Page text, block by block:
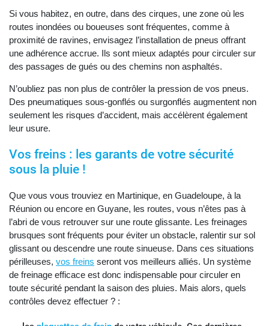
Si vous habitez, en outre, dans des cirques, une zone où les
routes inondées ou boueuses sont fréquentes, comme à
proximité de ravines, envisagez l’installation de pneus offrant
une adhérence accrue. Ils sont mieux adaptés pour circuler sur
des passages de gués ou des chemins non asphaltés.
N’oubliez pas non plus de contrôler la pression de vos pneus.
Des pneumatiques sous-gonflés ou surgonflés augmentent non
seulement les risques d’accident, mais accélèrent également
leur usure.
Vos freins : les garants de votre sécurité
sous la pluie !
Que vous vous trouviez en Martinique, en Guadeloupe, à la
Réunion ou encore en Guyane, les routes, vous n’êtes pas à
l’abri de vous retrouver sur une route glissante. Les freinages
brusques sont fréquents pour éviter un obstacle, ralentir sur sol
glissant ou descendre une route sinueuse. Dans ces situations
périlleuses, vos freins seront vos meilleurs alliés. Un système
de freinage efficace est donc indispensable pour circuler en
toute sécurité pendant la saison des pluies. Mais alors, quels
contrôles devez effectuer ? :